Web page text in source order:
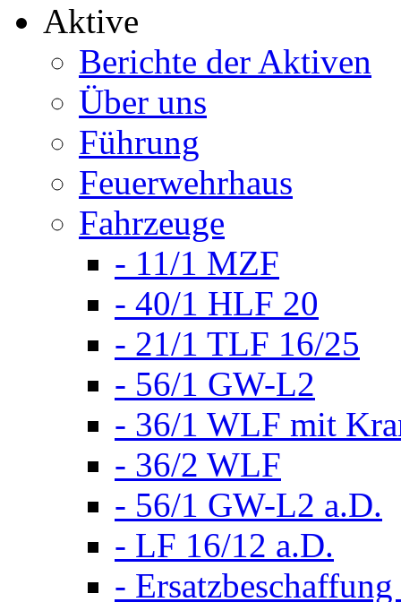
Aktive
Berichte der Aktiven
Über uns
Führung
Feuerwehrhaus
Fahrzeuge
- 11/1 MZF
- 40/1 HLF 20
- 21/1 TLF 16/25
- 56/1 GW-L2
- 36/1 WLF mit
- 36/2 WLF
- 56/1 GW-L2 a.D.
- LF 16/12 a.D.
-